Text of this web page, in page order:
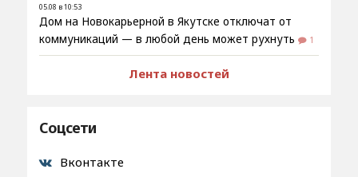
05.08 в 10:53
Дом на Новокарьерной в Якутске отключат от
коммуникаций — в любой день может рухнуть
1
Лента новостей
Соцсети
Вконтакте